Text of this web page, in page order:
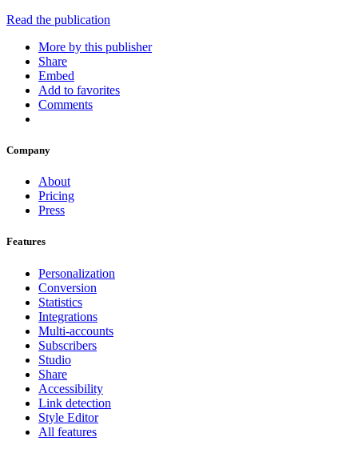
Read the publication
More by this publisher
Share
Embed
Add to favorites
Comments
Company
About
Pricing
Press
Features
Personalization
Conversion
Statistics
Integrations
Multi-accounts
Subscribers
Studio
Share
Accessibility
Link detection
Style Editor
All features